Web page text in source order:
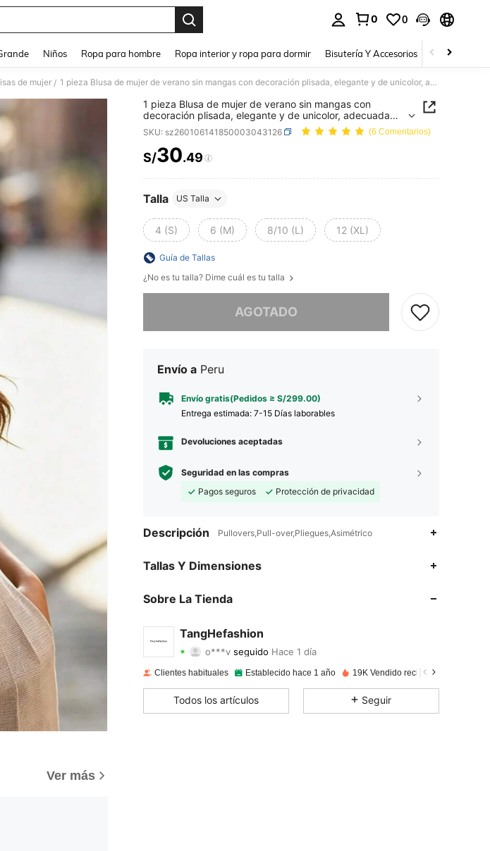
0 0
Niños Ropa para hombre Ropa interior y ropa para dormir Bisutería Y Accesorios Zapatos
de mujer / 1 pieza Blusa de mujer de verano sin mangas con decoración plisada, elegante y de unicolor, adecuada para verano, vacaciones, oficina, uso diario y citas por la noche
Ver más
1 pieza Blusa de mujer de verano sin mangas con
decoración plisada, elegante y de unicolor, adecuada
para verano, vacaciones, oficina, uso diario y citas por la
noche
SKU: sz260106141850003043126 (6 Comentarios)
PRICE AND AVAILABILITY
S/30.49
Talla US Talla
4 (S) 6 (M) 8/10 (L) 12 (XL)
Guía de Tallas
¿No es tu talla? Dime cuál es tu talla
AGOTADO
Lo sentimos, este producto está agotado.
Envío a Peru
Envío gratis(Pedidos ≥ S/299.00)
Entrega estimada: 7-15 Días laborables
Devoluciones aceptadas
Seguridad en las compras
Pagos seguros
Protección de privacidad
Descripción Pullovers,Pull-over,Pliegues,Asimétrico
Tallas Y Dimensiones
Sobre La Tienda
TangHefashion
4.62
4.62
o***vseguido
4.62 Calificación 33Artículos
4.62 33
179
4.62
4.62
33
179
Clientes habituales Establecido hace 1 año 19K Vendido recientemente
Todos los artículos Seguir